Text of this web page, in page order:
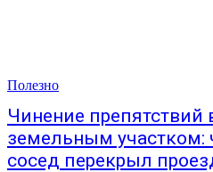
Полезно
Чинение препятствий
земельным участком:
сосед перекрыл